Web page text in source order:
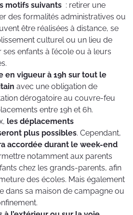
motifs suivants : retirer une
des formalités administratives ou
être réalisées à distance, se
culturel ou un lieu de
enfants à l’école ou à leurs
en vigueur à 19h sur tout le
avec une obligation de
dérogatoire au couvre-feu
entre 19h et 6h.
les déplacements
plus possibles. Cependant,
accordée durant le week-end
notamment aux parents
chez les grands-parents, afin
des écoles. Mais également
dans sa maison de campagne ou